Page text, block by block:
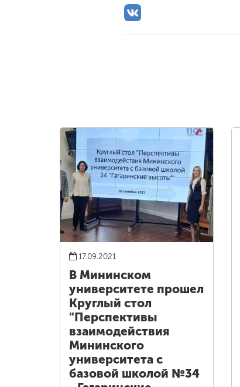
17.09.2021
В Мининском
университете прошел
Круглый стол
"Перспективы
взаимодействия
Мининского
университета с
базовой школой №34